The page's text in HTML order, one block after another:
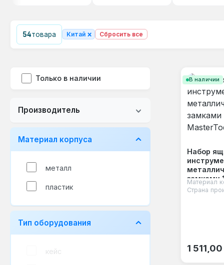
54товара Китай × Сбросить все
Только в наличии
Производитель
Материал корпуса
металл
пластик
Тип оборудования
кейс
В наличии
Набор
замками
Материал
Страна
Обычная
1